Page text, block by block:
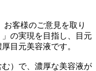
お客様のご意見を取り
の実現を目指し、目元
目元美容液です。
）で、濃厚な美容液が